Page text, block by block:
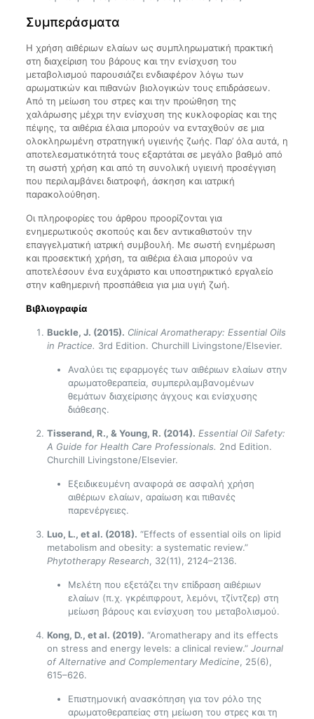
Συμπεράσματα
Η χρήση αιθέριων ελαίων ως συμπληρωματική πρακτική
στη διαχείριση του βάρους και την ενίσχυση του
μεταβολισμού παρουσιάζει ενδιαφέρον λόγω των
αρωματικών και πιθανών βιολογικών τους επιδράσεων.
Από τη μείωση του στρες και την προώθηση της
χαλάρωσης μέχρι την ενίσχυση της κυκλοφορίας και της
πέψης, τα αιθέρια έλαια μπορούν να ενταχθούν σε μια
ολοκληρωμένη στρατηγική υγιεινής ζωής. Παρ’ όλα αυτά, η
αποτελεσματικότητά τους εξαρτάται σε μεγάλο βαθμό από
τη σωστή χρήση και από τη συνολική υγιεινή προσέγγιση
που περιλαμβάνει διατροφή, άσκηση και ιατρική
παρακολούθηση.
Οι πληροφορίες του άρθρου προορίζονται για
ενημερωτικούς σκοπούς και δεν αντικαθιστούν την
επαγγελματική ιατρική συμβουλή. Με σωστή ενημέρωση
και προσεκτική χρήση, τα αιθέρια έλαια μπορούν να
αποτελέσουν ένα ευχάριστο και υποστηρικτικό εργαλείο
στην καθημερινή προσπάθεια για μια υγιή ζωή.
Βιβλιογραφία
Buckle, J. (2015). Clinical Aromatherapy: Essential Oils
in Practice. 3rd Edition. Churchill Livingstone/Elsevier.
Αναλύει τις εφαρμογές των αιθέριων ελαίων στην
αρωματοθεραπεία, συμπεριλαμβανομένων
θεμάτων διαχείρισης άγχους και ενίσχυσης
διάθεσης.
Tisserand, R., & Young, R. (2014). Essential Oil Safety:
A Guide for Health Care Professionals. 2nd Edition.
Churchill Livingstone/Elsevier.
Εξειδικευμένη αναφορά σε ασφαλή χρήση
αιθέριων ελαίων, αραίωση και πιθανές
παρενέργειες.
Luo, L., et al. (2018). “Effects of essential oils on lipid
metabolism and obesity: a systematic review.”
Phytotherapy Research, 32(11), 2124–2136.
Μελέτη που εξετάζει την επίδραση αιθέριων
ελαίων (π.χ. γκρέιπφρουτ, λεμόνι, τζίντζερ) στη
μείωση βάρους και ενίσχυση του μεταβολισμού.
Kong, D., et al. (2019). “Aromatherapy and its effects
on stress and energy levels: a clinical review.” Journal
of Alternative and Complementary Medicine, 25(6),
615–626.
Επιστημονική ανασκόπηση για τον ρόλο της
αρωματοθεραπείας στη μείωση του στρες και τη